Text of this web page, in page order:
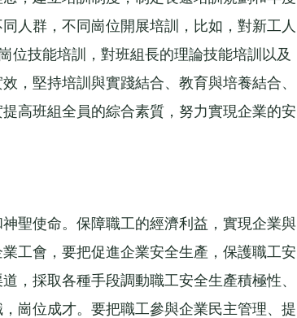
人群，不同崗位開展培訓，比如，對新工人
位技能培訓，對班組長的理論技能培訓以及
，堅持培訓與實踐結合、教育與培養結合、
高班組全員的綜合素質，努力實現企業的安
使命。保障職工的經濟利益，實現企業與
工會，要把促進企業安全生產，保護職工安
，採取各種手段調動職工安全生產積極性、
崗位成才。要把職工參與企業民主管理、提